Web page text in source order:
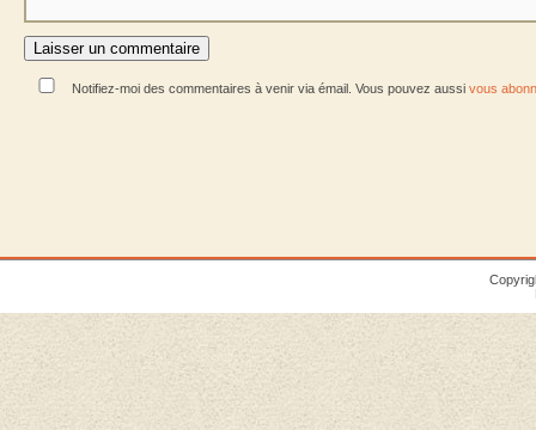
Notifiez-moi des commentaires à venir via émail. Vous pouvez aussi vous